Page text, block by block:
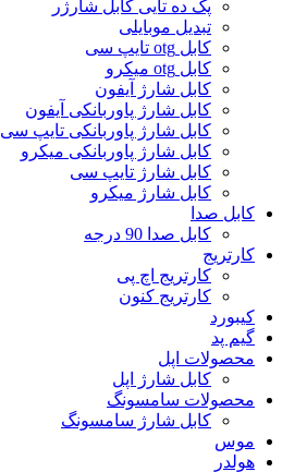
پک ده تایی کابل شارژر
تبدیل موبایلی
کابل otg تایپ سی
کابل otg میکرو
کابل شارژ آیفون
کابل شارژ پاوربانکی آیفون
کابل شارژ پاوربانکی تایپ سی
کابل شارژ پاوربانکی میکرو
کابل شارژ تایپ سی
کابل شارژ میکرو
کابل صدا
کابل صدا 90 درجه
کارتریج
کارتریج اچ پی
کارتریج کنون
کیبورد
گیم پد
محصولات اپل
کابل شارژ اپل
محصولات سامسونگ
کابل شارژ سامسونگ
موس
هولدر